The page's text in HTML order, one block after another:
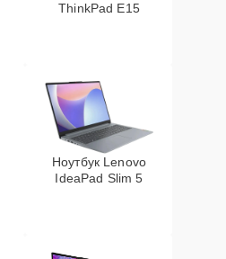
ThinkPad E15
Ноутбук Lenovo
IdeaPad Slim 5